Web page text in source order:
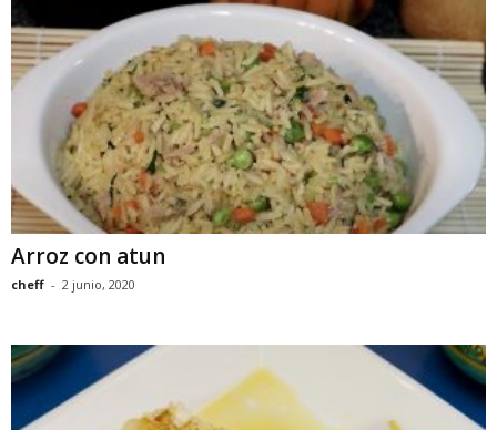
Arroz con atun
cheff - 2 junio, 2020